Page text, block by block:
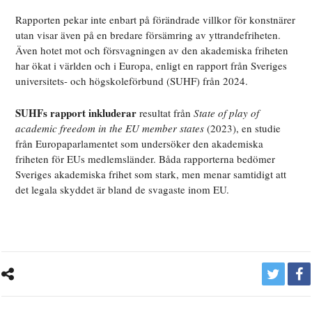
Rapporten pekar inte enbart på förändrade villkor för konstnärer
utan visar även på en bredare försämring av yttrandefriheten.
Även hotet mot och försvagningen av den akademiska friheten
har ökat i världen och i Europa, enligt en rapport från Sveriges
universitets- och högskoleförbund (SUHF) från 2024.
SUHFs rapport inkluderar resultat frånState of play of
academic freedom in the EU member states (2023), en studie
från Europaparlamentet som undersöker den akademiska
friheten för EUs medlemsländer. Båda rapporterna bedömer
Sveriges akademiska frihet som stark, men menar samtidigt att
det legala skyddet är bland de svagaste inom EU.